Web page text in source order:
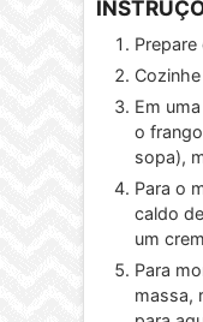
Em
o
sopa),
Para o
caldo
um
Para
massa,